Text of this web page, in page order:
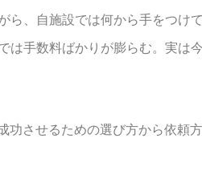
ら、自施設では何から手をつ
は手数料ばかりが膨らむ。実
させるための選び方から依頼